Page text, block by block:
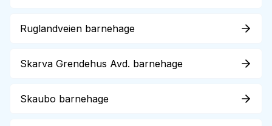
Ruglandveien barnehage
Skarva Grendehus Avd. barnehage
Skaubo barnehage